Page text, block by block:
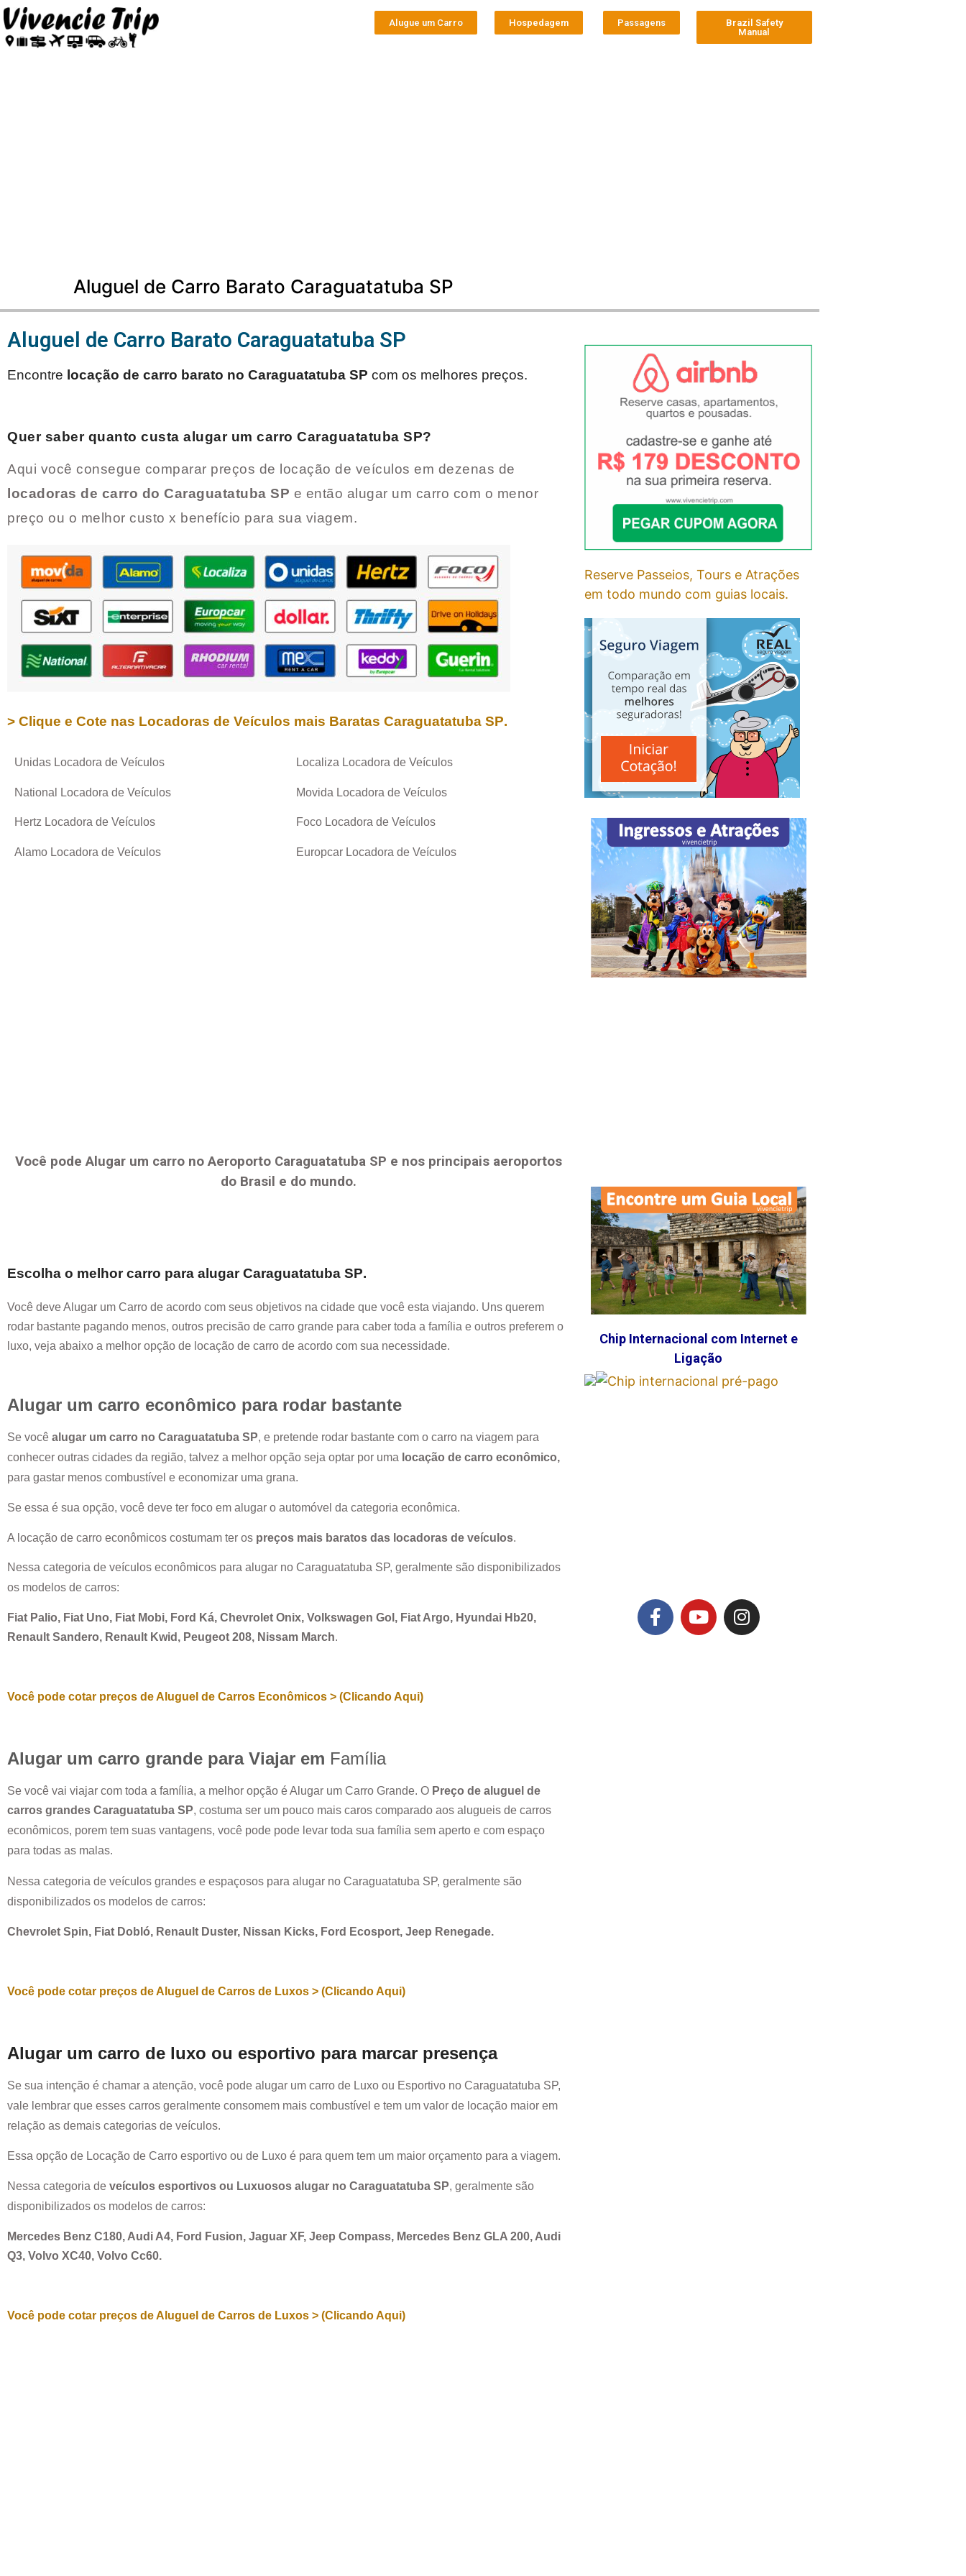
Alugue um Carro Hospedagem Passagens
Brazil Safety
Manual
Aluguel de Carro Barato Caraguatatuba SP
Aluguel de Carro Barato Caraguatatuba SP
Encontre locação de carro barato no Caraguatatuba SP com os melhores preços.
Quer saber quanto custa alugar um carro Caraguatatuba SP?
Aqui você consegue comparar preços de locação de veículos em dezenas de
locadoras de carro do Caraguatatuba SP e então alugar um carro com o menor
preço ou o melhor custo x benefício para sua viagem.
> Clique e Cote nas Locadoras de Veículos mais Baratas Caraguatatuba SP.
Unidas Locadora de Veículos
National Locadora de Veículos
Hertz Locadora de Veículos
Alamo Locadora de Veículos
Localiza Locadora de Veículos
Movida Locadora de Veículos
Foco Locadora de Veículos
Europcar Locadora de Veículos
Você pode Alugar um carro no Aeroporto Caraguatatuba SP e nos principais aeroportos
do Brasil e do mundo.
Escolha o melhor carro para alugarCaraguatatuba SP.
Você deve Alugar um Carro de acordo com seus objetivos na cidade que você esta viajando. Uns querem
rodar bastante pagando menos, outros precisão de carro grande para caber toda a família e outros preferem o
luxo, veja abaixo a melhor opção de locação de carro de acordo com sua necessidade.
Alugar um carro econômico para rodar bastante
Se você alugar um carro no Caraguatatuba SP, e pretende rodar bastante com o carro na viagem para
conhecer outras cidades da região, talvez a melhor opção seja optar por uma locação de carro econômico,
para gastar menos combustível e economizar uma grana.
Se essa é sua opção, você deve ter foco em alugar o automóvel da categoria econômica.
A locação de carro econômicos costumam ter os preços mais baratos das locadoras de veículos.
Nessa categoria de veículos econômicos para alugar no Caraguatatuba SP, geralmente são disponibilizados
os modelos de carros:
Fiat Palio, Fiat Uno, Fiat Mobi, Ford Ká, Chevrolet Onix, Volkswagen Gol, Fiat Argo, Hyundai Hb20,
Renault Sandero, Renault Kwid, Peugeot 208, Nissam March.
Você pode cotar preços de Aluguel de Carros Econômicos > (Clicando Aqui)
Alugar um carro grande para Viajar em Família
Se você vai viajar com toda a família, a melhor opção é Alugar um Carro Grande. O Preço de aluguel de
carros grandes Caraguatatuba SP, costuma ser um pouco mais caros comparado aos alugueis de carros
econômicos, porem tem suas vantagens, você pode pode levar toda sua família sem aperto e com espaço
para todas as malas.
Nessa categoria de veículos grandes e espaçosos para alugar no Caraguatatuba SP, geralmente são
disponibilizados os modelos de carros:
Chevrolet Spin, Fiat Dobló, Renault Duster, Nissan Kicks, Ford Ecosport, Jeep Renegade.
Você pode cotar preços de Aluguel de Carros de Luxos > (Clicando Aqui)
Alugar um carro de luxo ou esportivo para marcar presença
Se sua intenção é chamar a atenção, você pode alugar um carro de Luxo ou Esportivo no Caraguatatuba SP,
vale lembrar que esses carros geralmente consomem mais combustível e tem um valor de locação maior em
relação as demais categorias de veículos.
Essa opção de Locação de Carro esportivo ou de Luxo é para quem tem um maior orçamento para a viagem.
Nessa categoria de veículos esportivos ou Luxuosos alugar no Caraguatatuba SP, geralmente são
disponibilizados os modelos de carros:
Mercedes Benz C180, Audi A4, Ford Fusion, Jaguar XF, Jeep Compass, Mercedes Benz GLA 200, Audi
Q3, Volvo XC40, Volvo Cc60.
Você pode cotar preços de Aluguel de Carros de Luxos > (Clicando Aqui)
Reserve Passeios, Tours e Atrações
em todo mundo com guias locais.
Chip Internacional com Internet e
Ligação